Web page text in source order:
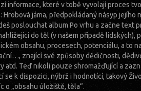
informace, které v tobě vyvolají proces
Hrobová jáma, předpokládaný násyp jejího
poslouchat album Po vrhu a začne text
do těl (v našem případě lidských),
obsahu, procesech, potenciálu, a to
znající své způsoby dědičnosti,
atd. Teď nikoli pouze shromažďující a
se k dispozici, nýbrž i hodnotící, takový
o „obsahu úložiště, těla“.